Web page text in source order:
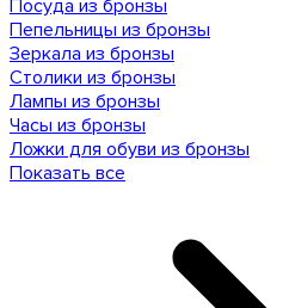
Посуда из бронзы
Пепельницы из бронзы
Зеркала из бронзы
Столики из бронзы
Лампы из бронзы
Часы из бронзы
Ложки для обуви из бронзы
Показать все